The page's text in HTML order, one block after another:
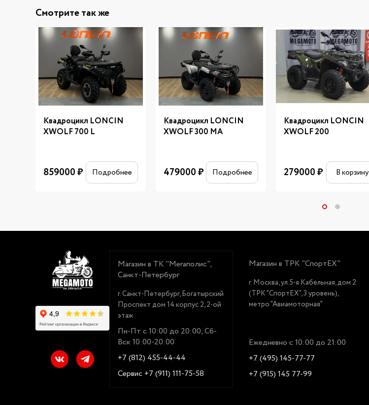
Смотрите так же
Квадроцикл LONCIN
XWOLF 700 L
859000₽ Подробнее
Квадроцикл LONCIN
XWOLF 300 MA
479000₽ Подробнее
Квадроцикл LONCIN
XWOLF 200
279000₽ В корзину
Магазин в ТК "Мегаполис",
Санкт-Петербург
г. Санкт-Петербург, Богатырский
Проспект дом 14 корпус 2, 2-ой
этаж
Пн-Пт с 10:00 до 20:00, Сб-
Вск 10:00-20:00
+7 (812) 455-44-44
Сервис +7 (911) 111-75-58
Магазин в ТРК "СпортЕХ"
г. Москва, ул.5-я Кабельная, дом 2
(ТРК "СпортЕХ", 3 уровень),
метро "Авиамоторная"
Ежедневно с 10:00 до 21:00
+7 (495) 145-77-77
+7 (915) 145 77-99